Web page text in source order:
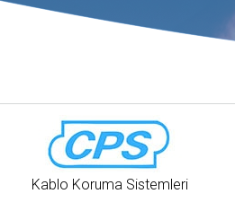
Kablo Koruma Sistemleri